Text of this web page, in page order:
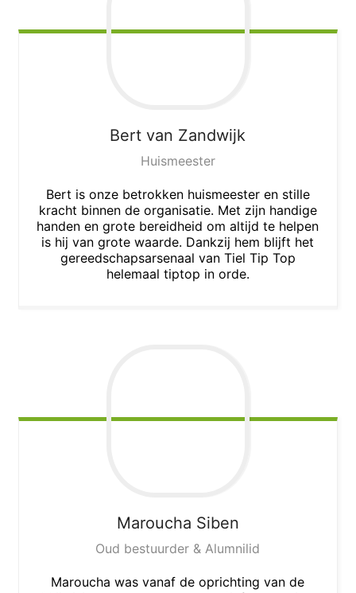
Bert van Zandwijk
Huismeester
Bert is onze betrokken huismeester en stille
kracht binnen de organisatie. Met zijn handige
handen en grote bereidheid om altijd te helpen
is hij van grote waarde. Dankzij hem blijft het
gereedschapsarsenaal van Tiel Tip Top
helemaal tiptop in orde.
Maroucha Siben
Oud bestuurder & Alumnilid
Maroucha was vanaf de oprichting van de